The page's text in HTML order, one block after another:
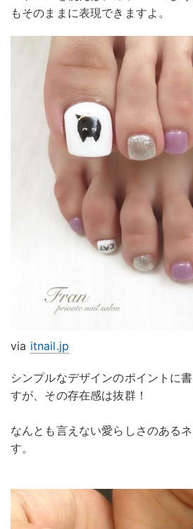
もそのままに表現できますよ。
via itnail.jp
シンプルなデザインのポイントに
すが、その存在感は抜群！
なんとも言えない愛らしさのある
す。